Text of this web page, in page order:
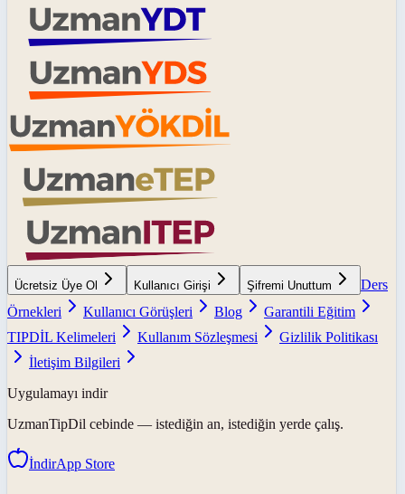
Ücretsiz Üye Ol Kullanıcı Girişi Şifremi Unuttum
Ders
Örnekleri
Kullanıcı Görüşleri Blog
Garantili Eğitim
TIPDİL Kelimeleri
Kullanım Sözleşmesi
Gizlilik Politikası
İletişim Bilgileri
Uygulamayı indir
UzmanTipDil cebinde — istediğin an, istediğin yerde çalış.
İndirApp Store